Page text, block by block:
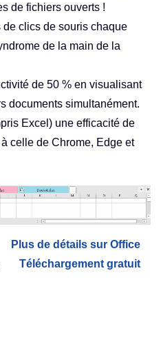
de fichiers ouverts !
clics de souris chaque
de la main de la
de 50 % en visualisant
documents simultanément.
Excel) une efficacité de
celle de Chrome, Edge et
Plus de détails sur Office
Téléchargement gratuit